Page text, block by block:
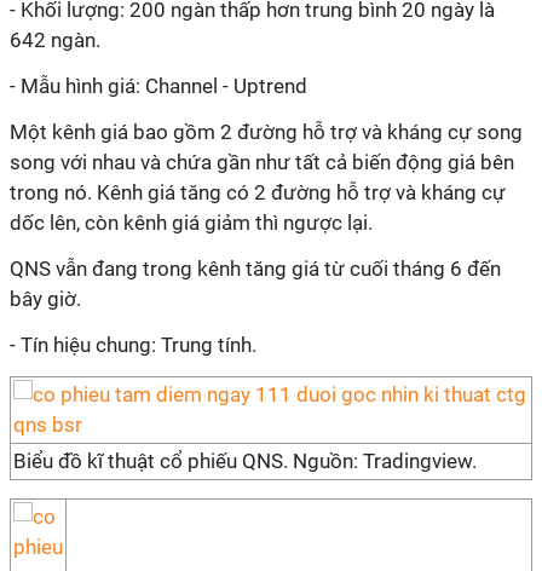
- Khối lượng: 200 ngàn thấp hơn trung bình 20 ngày là
642 ngàn.
- Mẫu hình giá: Channel - Uptrend
Một kênh giá bao gồm 2 đường hỗ trợ và kháng cự song
song với nhau và chứa gần như tất cả biến động giá bên
trong nó. Kênh giá tăng có 2 đường hỗ trợ và kháng cự
dốc lên, còn kênh giá giảm thì ngược lại.
QNS vẫn đang trong kênh tăng giá từ cuối tháng 6 đến
bây giờ.
- Tín hiệu chung: Trung tính.
Biểu đồ kĩ thuật cổ phiếu QNS. Nguồn: Tradingview.